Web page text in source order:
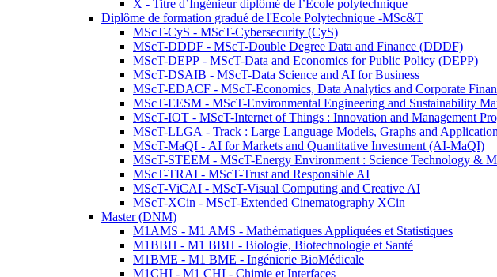
X - Titre d’Ingénieur diplômé de l’École polytechnique
Diplôme de formation gradué de l'Ecole Polytechnique -MSc&T
MScT-CyS - MScT-Cybersecurity (CyS)
MScT-DDDF - MScT-Double Degree Data and Finance (DDDF)
MScT-DEPP - MScT-Data and Economics for Public Policy (DEPP)
MScT-DSAIB - MScT-Data Science and AI for Business
MScT-EDACF - MScT-Economics, Data Analytics and Corporate
MScT-EESM - MScT-Environmental Engineering and Sustainability
MScT-IOT - MScT-Internet of Things : Innovation and Management
MScT-LLGA - Track : Large Language Models, Graphs and
MScT-MaQI - AI for Markets and Quantitative Investment (AI-MaQI)
MScT-STEEM - MScT-Energy Environment : Science Technology &
MScT-TRAI - MScT-Trust and Responsible AI
MScT-ViCAI - MScT-Visual Computing and Creative AI
MScT-XCin - MScT-Extended Cinematography XCin
Master (DNM)
M1AMS - M1 AMS - Mathématiques Appliquées et Statistiques
M1BBH - M1 BBH - Biologie, Biotechnologie et Santé
M1BME - M1 BME - Ingénierie BioMédicale
M1CHI - M1 CHI - Chimie et Interfaces